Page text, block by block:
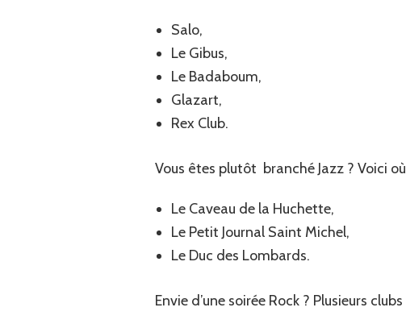
Salo,
Le Gibus,
Le Badaboum,
Glazart,
Rex Club.
Vous êtes plutôt branché Jazz ? Voici
Le Caveau de la Huchette,
Le Petit Journal Saint Michel,
Le Duc des Lombards.
Envie d’une soirée Rock ? Plusieurs